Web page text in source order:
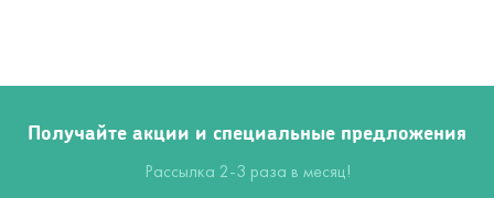
Получайте акции и специальные предложения
Рассылка 2-3 раза в месяц!